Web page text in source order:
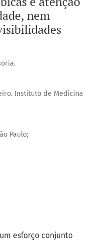
nem
Instituto de Medicina
Paulo;
esforço conjunto